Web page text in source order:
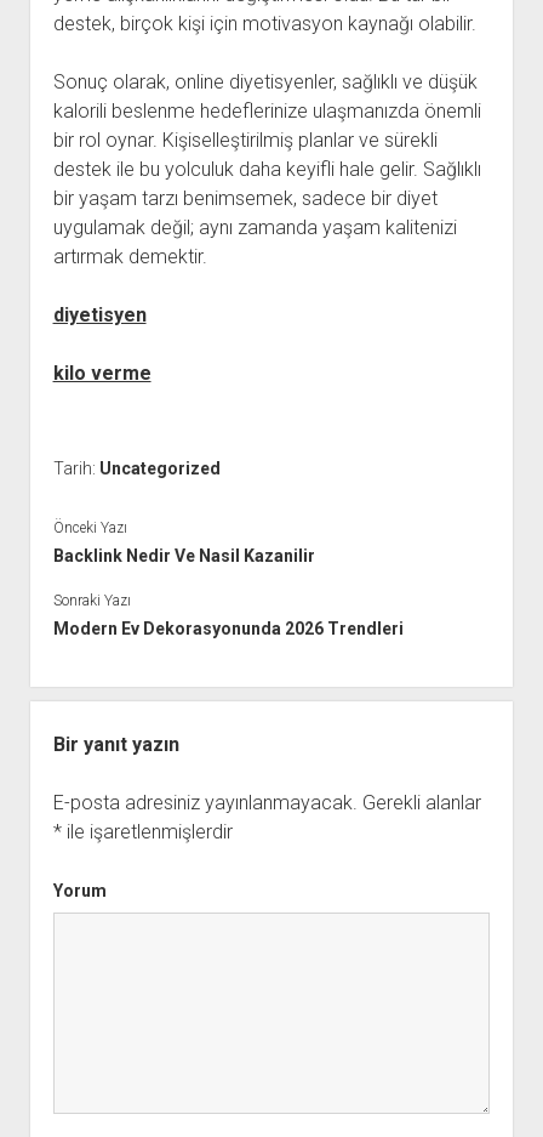
destek, birçok kişi için motivasyon kaynağı olabilir.
Sonuç olarak, online diyetisyenler, sağlıklı ve düşük
kalorili beslenme hedeflerinize ulaşmanızda önemli
bir rol oynar. Kişiselleştirilmiş planlar ve sürekli
destek ile bu yolculuk daha keyifli hale gelir. Sağlıklı
bir yaşam tarzı benimsemek, sadece bir diyet
uygulamak değil; aynı zamanda yaşam kalitenizi
artırmak demektir.
diyetisyen
kilo verme
Tarih: Uncategorized
Önceki Yazı
Backlink Nedir Ve Nasil Kazanilir
Sonraki Yazı
Modern Ev Dekorasyonunda 2026 Trendleri
Bir yanıt yazın
E-posta adresiniz yayınlanmayacak. Gerekli alanlar
*ile işaretlenmişlerdir
Yorum